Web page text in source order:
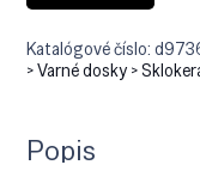
Katalógové číslo:
> Varné dosky >
Popis